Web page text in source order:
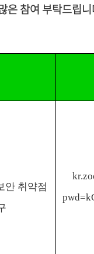
은 참여 부탁드립
안 취약점